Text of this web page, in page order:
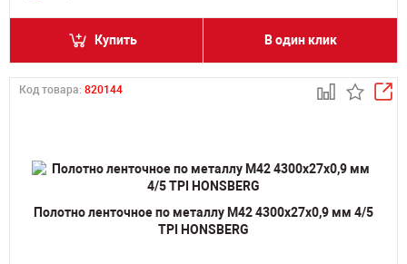
Купить В один клик
Код товара: 820144
Полотно ленточное по металлу M42 4300х27х0,9 мм 4/5
TPI HONSBERG